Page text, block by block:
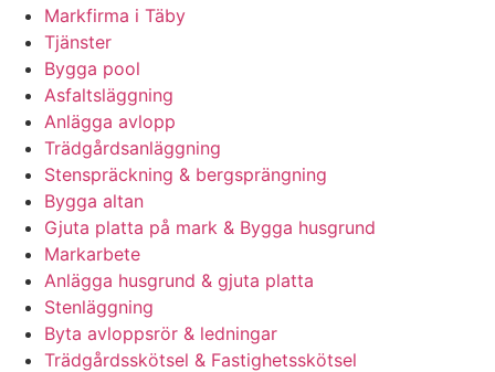
Markfirma i Täby
Tjänster
Bygga pool
Asfaltsläggning
Anlägga avlopp
Trädgårdsanläggning
Stenspräckning & bergsprängning
Bygga altan
Gjuta platta på mark & Bygga husgrund
Markarbete
Anlägga husgrund & gjuta platta
Stenläggning
Byta avloppsrör & ledningar
Trädgårdsskötsel & Fastighetsskötsel